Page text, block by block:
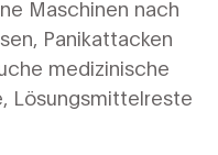
Maschinen nach
Panikattacken
medizinische
Lösungsmittelreste